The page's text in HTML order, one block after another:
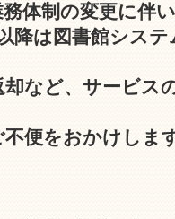
体制の変更に伴
降は図書館シス
など、サービス
便をおかけしま